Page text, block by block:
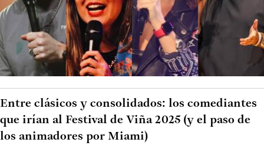
Entre clásicos y consolidados: los comediantes
que irían al Festival de Viña 2025 (y el paso de
los animadores por Miami)